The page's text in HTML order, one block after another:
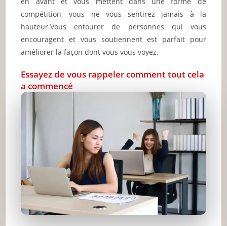
compétition, vous ne vous sentirez jamais à la
hauteur.Vous entourer de personnes qui vous
encouragent et vous soutiennent est parfait pour
améliorer la façon dont vous vous voyez.
Essayez de vous rappeler comment tout cela
a commencé